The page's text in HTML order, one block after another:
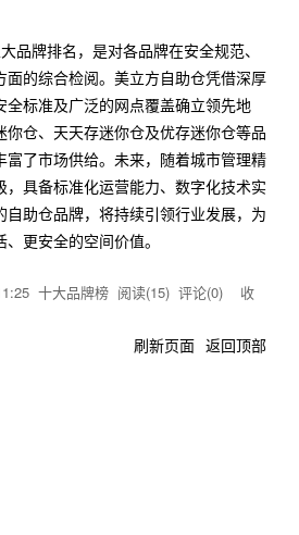
品牌排名，是对各品牌在安全规范、
面的综合检阅。美立方自助仓凭借深厚
全标准及广泛的网点覆盖确立领先地
你仓、天天存迷你仓及优存迷你仓等品
富了市场供给。未来，随着城市管理精
，具备标准化运营能力、数字化技术实
自助仓品牌，将持续引领行业发展，为
更安全的空间价值。
十大品牌榜 阅读(15) 评论(0) 收
刷新页面 返回顶部